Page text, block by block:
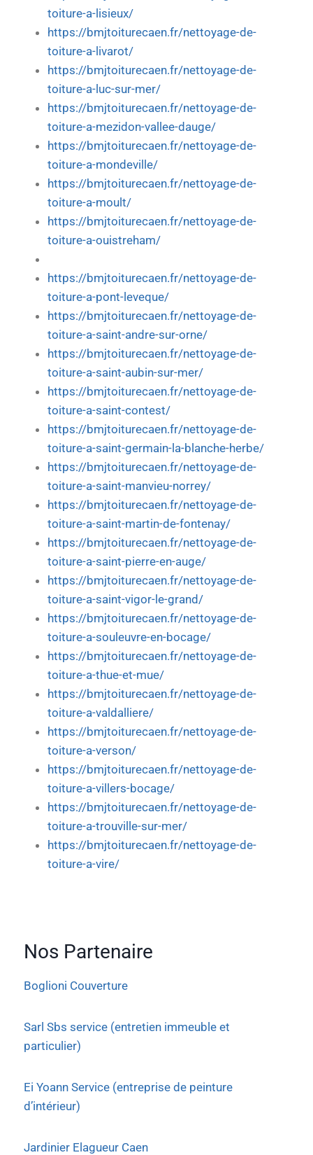
toiture-a-lisieux/
https://bmjtoiturecaen.fr/nettoyage-de-
toiture-a-livarot/
https://bmjtoiturecaen.fr/nettoyage-de-
toiture-a-luc-sur-mer/
https://bmjtoiturecaen.fr/nettoyage-de-
toiture-a-mezidon-vallee-dauge/
https://bmjtoiturecaen.fr/nettoyage-de-
toiture-a-mondeville/
https://bmjtoiturecaen.fr/nettoyage-de-
toiture-a-moult/
https://bmjtoiturecaen.fr/nettoyage-de-
toiture-a-ouistreham/
https://bmjtoiturecaen.fr/nettoyage-de-
toiture-a-pont-leveque/
https://bmjtoiturecaen.fr/nettoyage-de-
toiture-a-saint-andre-sur-orne/
https://bmjtoiturecaen.fr/nettoyage-de-
toiture-a-saint-aubin-sur-mer/
https://bmjtoiturecaen.fr/nettoyage-de-
toiture-a-saint-contest/
https://bmjtoiturecaen.fr/nettoyage-de-
toiture-a-saint-germain-la-blanche-herbe/
https://bmjtoiturecaen.fr/nettoyage-de-
toiture-a-saint-manvieu-norrey/
https://bmjtoiturecaen.fr/nettoyage-de-
toiture-a-saint-martin-de-fontenay/
https://bmjtoiturecaen.fr/nettoyage-de-
toiture-a-saint-pierre-en-auge/
https://bmjtoiturecaen.fr/nettoyage-de-
toiture-a-saint-vigor-le-grand/
https://bmjtoiturecaen.fr/nettoyage-de-
toiture-a-souleuvre-en-bocage/
https://bmjtoiturecaen.fr/nettoyage-de-
toiture-a-thue-et-mue/
https://bmjtoiturecaen.fr/nettoyage-de-
toiture-a-valdalliere/
https://bmjtoiturecaen.fr/nettoyage-de-
toiture-a-verson/
https://bmjtoiturecaen.fr/nettoyage-de-
toiture-a-villers-bocage/
https://bmjtoiturecaen.fr/nettoyage-de-
toiture-a-trouville-sur-mer/
https://bmjtoiturecaen.fr/nettoyage-de-
toiture-a-vire/
Nos Partenaire
Boglioni Couverture
Sarl Sbs service (entretien immeuble et
particulier)
Ei Yoann Service (entreprise de peinture
d’intérieur)
Jardinier Elagueur Caen